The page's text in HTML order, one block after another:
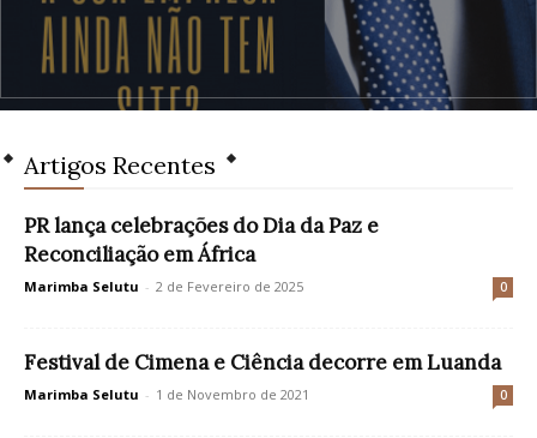
Artigos Recentes
PR lança celebrações do Dia da Paz e
Reconciliação em África
Marimba Selutu - 2 de Fevereiro de 2025 0
Festival de Cimena e Ciência decorre em Luanda
Marimba Selutu - 1 de Novembro de 2021 0